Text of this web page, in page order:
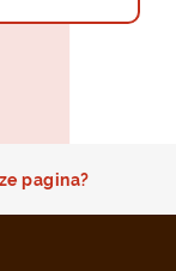
pagina?